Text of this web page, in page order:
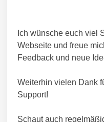
Ich wünsche euch viel
Webseite und freue
Feedback und neue
Weiterhin vielen Dank
Support!
Schaut auch